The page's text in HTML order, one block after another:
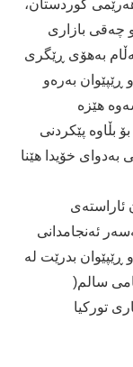
كوردستان،
و چەقی بازاری
بەهۆی ڕێگری
ڕێپێوان بەرەو
هێزە
بڵاوە پێكردنی
بەدوای خۆیدا هێنا
ئاراستەی
ئەنجامدانی
ڕێپێوان بدرێت لە
سالم(
توركیا